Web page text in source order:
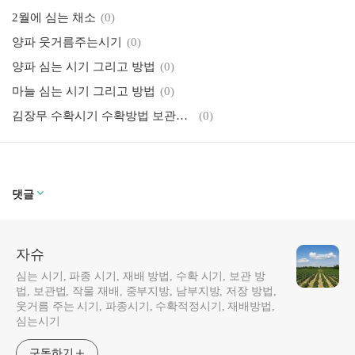
2월에 심는 채소 (0)
양파 웃거름주는시기
(0)
양파 심는 시기 그리고 방법 (0)
마늘 심는 시기 그리고 방법 (0)
김장무 수확시기 수확방법 보관방법
(0)
댓글
자슈
심는 시기, 파종 시기, 재배 방법, 수확 시기, 보관 방
법, 보관법, 작물 재배, 중부지방, 남부지방, 저장 방법,
웃거름 주는 시기, 파종시기, 수확적정시기, 재배방법,
심는시기